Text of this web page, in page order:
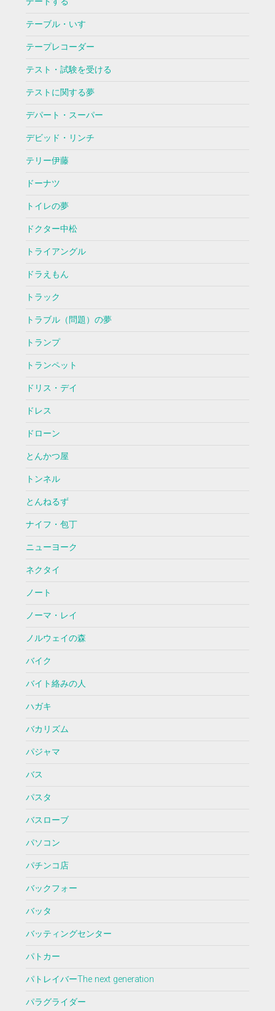
テーブル・いす
テープレコーダー
テスト・試験を受ける
テストに関する夢
デパート・スーパー
デビッド・リンチ
テリー伊藤
ドーナツ
トイレの夢
ドクター中松
トライアングル
ドラえもん
トラック
トラブル（問題）の夢
トランプ
トランペット
ドリス・デイ
ドレス
ドローン
とんかつ屋
トンネル
とんねるず
ナイフ・包丁
ニューヨーク
ネクタイ
ノート
ノーマ・レイ
ノルウェイの森
バイク
バイト絡みの人
ハガキ
バカリズム
パジャマ
バス
パスタ
バスローブ
パソコン
パチンコ店
バックフォー
バッタ
バッティングセンター
パトカー
パトレイバーThe next generation
パラグライダー